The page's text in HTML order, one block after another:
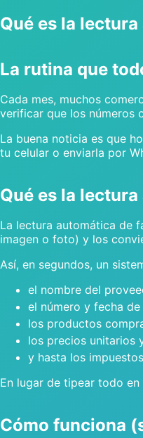
Qué es la
La rutina que
Cada mes, muchos
verificar que los números
La buena noticia es que
tu celular o enviarla por
Qué es la
La lectura automática de
imagen o foto) y los
Así, en segundos, un
el nombre del
el número y fecha
los productos
los precios unitarios
y hasta los
En lugar de tipear todo
Cómo funciona